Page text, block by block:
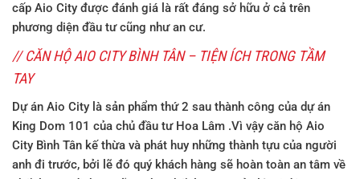
cấp Aio City được đánh giá là rất đáng sở hữu ở cả trên
phương diện đầu tư cũng như an cư.
// CĂN HỘ AIO CITY BÌNH TÂN – TIỆN ÍCH TRONG TẦM
TAY
Dự án Aio City là sản phẩm thứ 2 sau thành công của dự án
King Dom 101 của chủ đầu tư Hoa Lâm .Vì vậy căn hộ Aio
City Bình Tân kế thừa và phát huy những thành tựu của người
anh đi trước, bởi lẽ đó quý khách hàng sẽ hoàn toàn an tâm về